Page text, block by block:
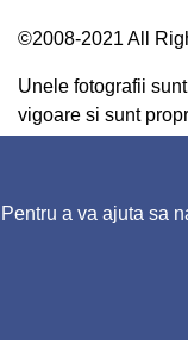
Pentru a va ajuta sa
©2008-2021 All
Unele fotografii
vigoare si sunt